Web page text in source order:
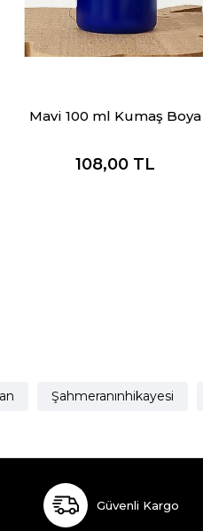
Mavi 100 ml Kumaş Boya
108,00 TL
Şahmeranınhikayesi
Güvenli Kargo